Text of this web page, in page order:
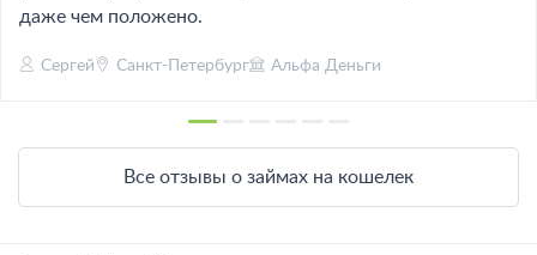
даже чем положено.
Сергей Санкт-Петербург Альфа Деньги
Все отзывы о займах на кошелек